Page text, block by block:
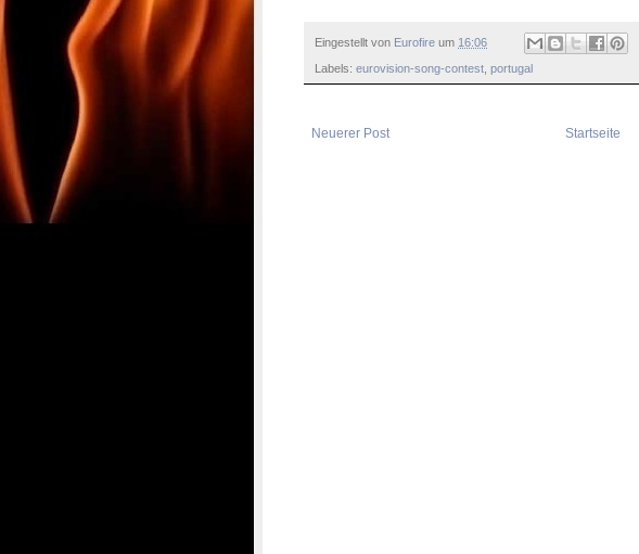
Eingestellt von Eurofire um 16:06
Labels: eurovision-song-contest portugal
Neuerer Post Startseite